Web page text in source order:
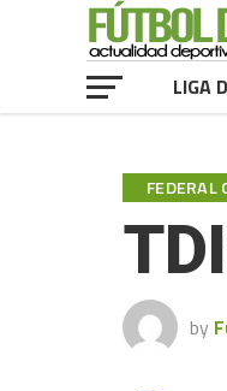
LIGA
FEDERAL
by